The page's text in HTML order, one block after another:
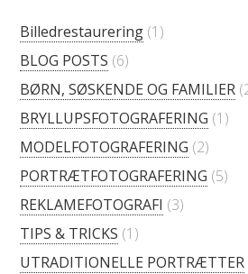
Billedrestaurering (1)
BLOG POSTS (6)
BØRN, SØSKENDE OG FAMILIER
BRYLLUPSFOTOGRAFERING (1)
MODELFOTOGRAFERING (2)
PORTRÆTFOTOGRAFERING (5)
REKLAMEFOTOGRAFI (3)
TIPS & TRICKS (1)
UTRADITIONELLE PORTRÆTTER